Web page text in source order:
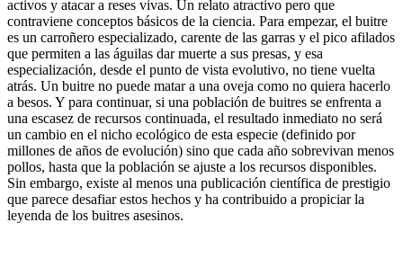
activos y atacar a reses vivas. Un relato atractivo pero que
contraviene conceptos básicos de la ciencia. Para empezar, el buitre
es un carroñero especializado, carente de las garras y el pico afilados
que permiten a las águilas dar muerte a sus presas, y esa
especialización, desde el punto de vista evolutivo, no tiene vuelta
atrás. Un buitre no puede matar a una oveja como no quiera hacerlo
a besos. Y para continuar, si una población de buitres se enfrenta a
una escasez de recursos continuada, el resultado inmediato no será
un cambio en el nicho ecológico de esta especie (definido por
millones de años de evolución) sino que cada año sobrevivan menos
pollos, hasta que la población se ajuste a los recursos disponibles.
Sin embargo, existe al menos una publicación científica de prestigio
que parece desafiar estos hechos y ha contribuido a propiciar la
leyenda de los buitres asesinos.